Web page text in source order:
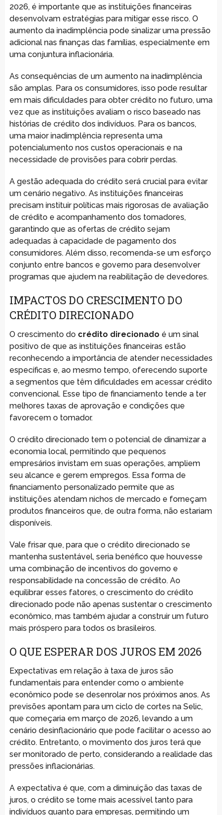
2026, é importante que as instituições financeiras
desenvolvam estratégias para mitigar esse risco. O
aumento da inadimplência pode sinalizar uma pressão
adicional nas finanças das famílias, especialmente em
uma conjuntura inflacionária.
As consequências de um aumento na inadimplência
são amplas. Para os consumidores, isso pode resultar
em mais dificuldades para obter crédito no futuro, uma
vez que as instituições avaliam o risco baseado nas
histórias de crédito dos indivíduos. Para os bancos,
uma maior inadimplência representa uma
potencialumento nos custos operacionais e na
necessidade de provisões para cobrir perdas.
A gestão adequada do crédito será crucial para evitar
um cenário negativo. As instituições financeiras
precisam instituir políticas mais rigorosas de avaliação
de crédito e acompanhamento dos tomadores,
garantindo que as ofertas de crédito sejam
adequadas à capacidade de pagamento dos
consumidores. Além disso, recomenda-se um esforço
conjunto entre bancos e governo para desenvolver
programas que ajudem na reabilitação de devedores.
IMPACTOS DO CRESCIMENTO DO
CRÉDITO DIRECIONADO
O crescimento do crédito direcionado é um sinal
positivo de que as instituições financeiras estão
reconhecendo a importância de atender necessidades
específicas e, ao mesmo tempo, oferecendo suporte
a segmentos que têm dificuldades em acessar crédito
convencional. Esse tipo de financiamento tende a ter
melhores taxas de aprovação e condições que
favorecem o tomador.
O crédito direcionado tem o potencial de dinamizar a
economia local, permitindo que pequenos
empresários invistam em suas operações, ampliem
seu alcance e gerem empregos. Essa forma de
financiamento personalizado permite que as
instituições atendam nichos de mercado e forneçam
produtos financeiros que, de outra forma, não estariam
disponíveis.
Vale frisar que, para que o crédito direcionado se
mantenha sustentável, seria benéfico que houvesse
uma combinação de incentivos do governo e
responsabilidade na concessão de crédito. Ao
equilibrar esses fatores, o crescimento do crédito
direcionado pode não apenas sustentar o crescimento
econômico, mas também ajudar a construir um futuro
mais próspero para todos os brasileiros.
O QUE ESPERAR DOS JUROS EM 2026
Expectativas em relação à taxa de juros são
fundamentais para entender como o ambiente
econômico pode se desenrolar nos próximos anos. As
previsões apontam para um ciclo de cortes na Selic,
que começaria em março de 2026, levando a um
cenário desinflacionário que pode facilitar o acesso ao
crédito. Entretanto, o movimento dos juros terá que
ser monitorado de perto, considerando a realidade das
pressões inflacionárias.
A expectativa é que, com a diminuição das taxas de
juros, o crédito se torne mais acessível tanto para
indivíduos quanto para empresas, permitindo um